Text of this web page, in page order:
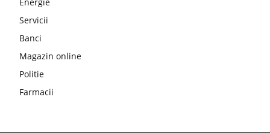
Servicii
Banci
Magazin online
Politie
Farmacii